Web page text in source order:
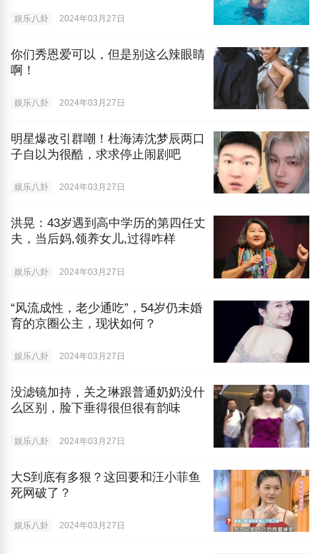
娱乐八卦 2024年03月27日
你们秀恩爱可以，但是别这么辣眼睛
啊！
娱乐八卦 2024年03月27日
明星爆改引群嘲！杜海涛沈梦辰两口
子自以为很酷，求求停止闹剧吧
娱乐八卦 2024年03月27日
洪晃：43岁遇到高中学历的第四任丈
夫，当后妈,领养女儿,过得咋样
娱乐八卦 2024年03月27日
“风流成性，老少通吃”，54岁仍未婚
育的京圈公主，现状如何？
娱乐八卦 2024年03月27日
没滤镜加持，关之琳跟普通奶奶没什
么区别，脸下垂得很但很有韵味
娱乐八卦 2024年03月27日
大S到底有多狠？这回要和汪小菲鱼
死网破了？
娱乐八卦 2024年03月27日